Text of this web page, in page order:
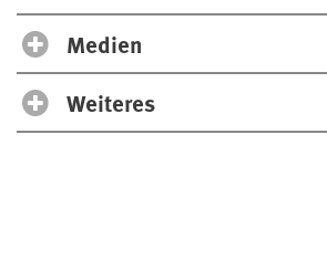
Medien
Weiteres